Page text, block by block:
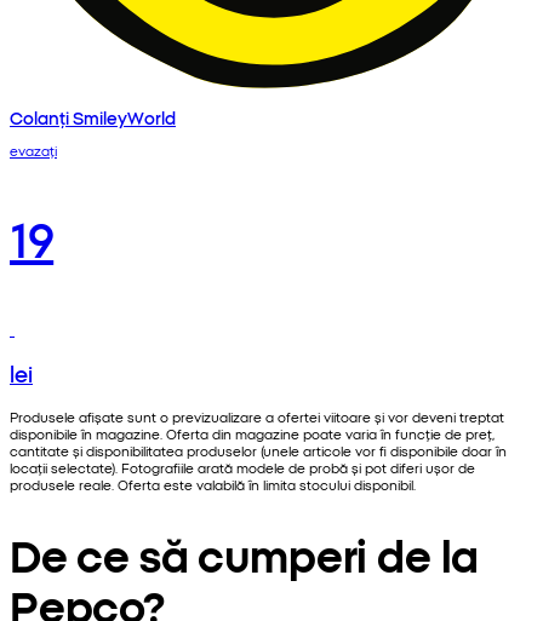
Colanți SmileyWorld
evazați
19
lei
Produsele afișate sunt o previzualizare a ofertei viitoare și vor deveni treptat
disponibile în magazine. Oferta din magazine poate varia în funcție de preț,
cantitate și disponibilitatea produselor (unele articole vor fi disponibile doar în
locații selectate). Fotografiile arată modele de probă și pot diferi ușor de
produsele reale. Oferta este valabilă în limita stocului disponibil.
De ce să cumperi de la
Pepco?